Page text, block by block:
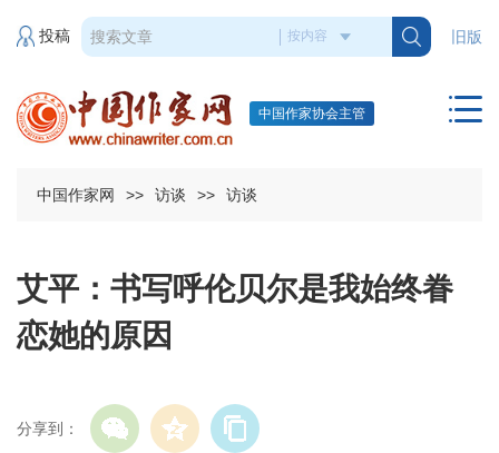
旧版
投稿
中国作家协会主管
中国作家网 >> 访谈 >> 访谈
艾平：书写呼伦贝尔是我始终眷
恋她的原因
分享到：